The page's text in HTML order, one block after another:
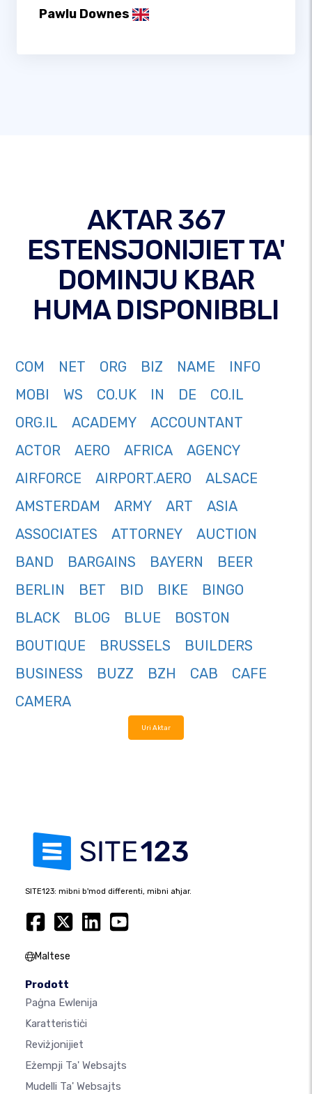
Pawlu Downes
AKTAR 367
ESTENSJONIJIET TA'
DOMINJU KBAR
HUMA DISPONIBBLI
COM NET ORG BIZ NAME
INFO
MOBI
WS CO.UK IN DE
CO.IL
ORG.IL
ACADEMY
ACCOUNTANT
ACTOR
AERO AFRICA
AGENCY
AIRFORCE
AIRPORT.AERO
ALSACE
AMSTERDAM
ARMY ART
ASIA
ASSOCIATES
ATTORNEY
AUCTION
BAND
BARGAINS BAYERN
BEER
BERLIN
BET BID BIKE
BINGO
BLACK
BLOG BLUE
BOSTON
BOUTIQUE
BRUSSELS
BUILDERS
BUSINESS
BUZZ BZH CAB
CAFE
CAMERA
Uri Aktar
SITE123: mibni b'mod differenti, mibni aħjar.
Maltese
Prodott
Paġna Ewlenija
Karatteristiċi
Reviżjonijiet
Eżempji Ta' Websajts
Mudelli Ta' Websajts